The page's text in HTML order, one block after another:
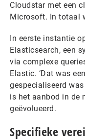
Cloudstar met een
Microsoft. In totaal
In eerste instantie
Elasticsearch, een
via complexe
Elastic. ‘Dat was
gespecialiseerd
is het aanbod in de
geëvolueerd.
Specifieke